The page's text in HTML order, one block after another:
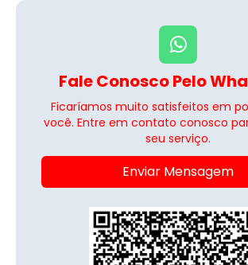
Fale Conosco Pelo
Ficaríamos muito satisfeitos em
você. Entre em contato conosco
seu serviço.
Enviar Mensagem